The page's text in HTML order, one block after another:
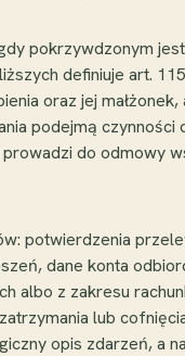
pokrzywdzonym
definiuje art.
oraz jej
podejmą czynności
do odmowy
potwierdzenia
dane konta
albo z zakresu
lub
opis zdarzeń, a